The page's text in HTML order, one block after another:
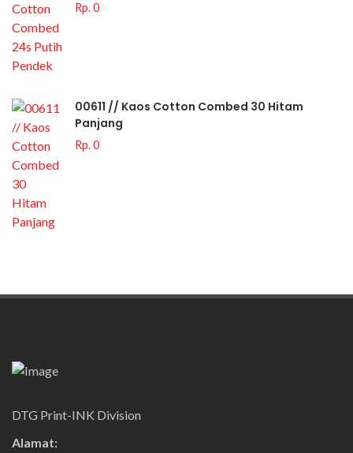
Rp. 0
00611 // Kaos Cotton Combed 30 Hitam
Panjang
Rp. 0
DTG Print-INK Division
Alamat: